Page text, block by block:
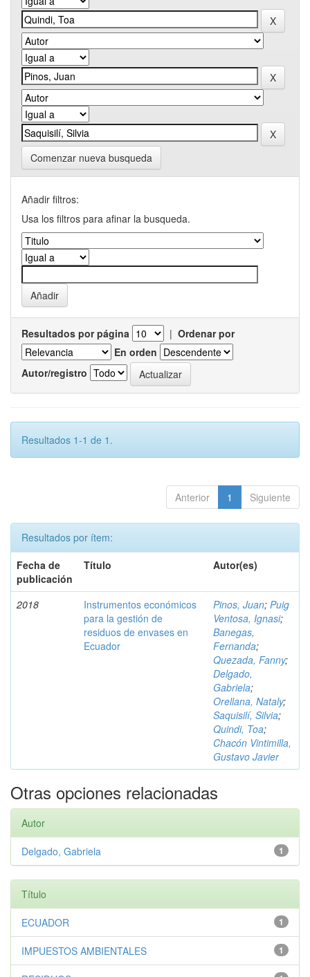
Comenzar nueva busqueda
Añadir filtros:
Usa los filtros para afinar la busqueda.
Resultados por página | Ordenar por
En orden
Autor/registro
Resultados 1-1 de 1.
Anterior 1 Siguiente
Resultados por ítem:
Fecha de
publicación
Título Autor(es)
2018
Instrumentos económicos
para la gestión de
residuos de envases en
Ecuador
Pinos, Juan; Puig
Ventosa, Ignasi;
Banegas,
Fernanda;
Quezada, Fanny;
Delgado,
Gabriela;
Orellana, Nataly;
Saquisilí, Silvia;
Quindi, Toa;
Chacón Vintimilla,
Gustavo Javier
Otras opciones relacionadas
Autor
1
Delgado, Gabriela
Título
1
ECUADOR
1
IMPUESTOS AMBIENTALES